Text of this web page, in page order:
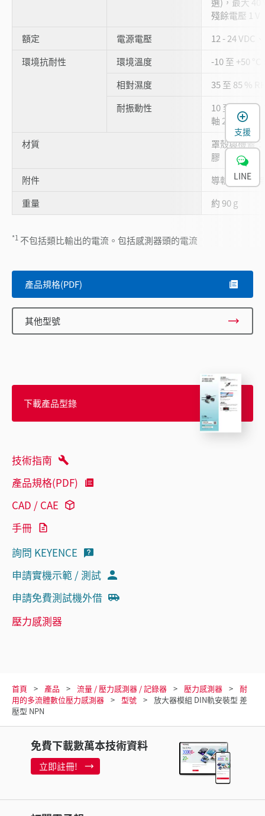
殘餘電壓 1 V
額定
電源電壓
12 - 24 VDC
環境抗耐性
環境溫度
-10 至 +50
相對濕度
35 至 85 %
耐振動性
10 至 55 Hz
軸 2 小時
材質
罩殼與機蓋
膠
附件
導軌安裝支
重量
約 90 g
*1 不包括類比輸出的電流。包括感測器頭的電流
產品規格(PDF)
其他型號
下載產品型錄
技術指南
產品規格(PDF)
CAD / CAE
手冊
詢問 KEYENCE
申請實機示範 / 測試
申請免費測試機外借
壓力感測器
首頁 產品 流量 / 壓力感測器 / 記錄器 壓力感測器
耐
用的多流體數位壓力感測器
型號
放大器模組 DIN軌安裝型 差
壓型 NPN
免費下載數萬本技術資料
立即註冊!
支援
LINE